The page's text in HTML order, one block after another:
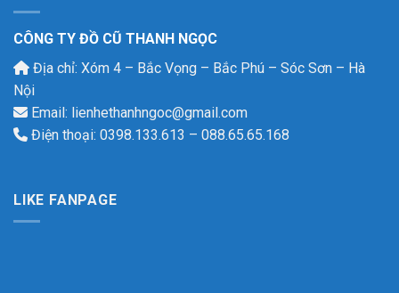
CÔNG TY ĐỒ CŨ THANH NGỌC
Địa chỉ: Xóm 4 – Bắc Vọng – Bắc Phú – Sóc Sơn – Hà
Nội
Email: lienhethanhngoc@gmail.com
Điện thoại: 0398.133.613 – 088.65.65.168
LIKE FANPAGE